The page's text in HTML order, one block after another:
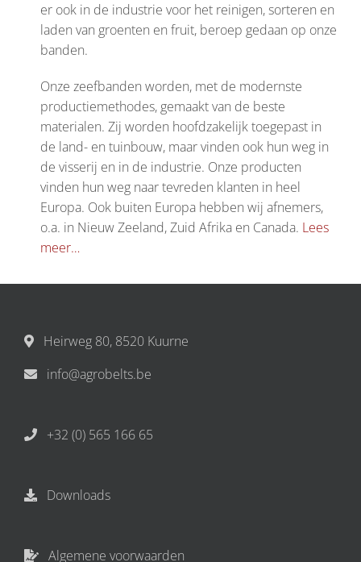
er ook in de industrie voor het reinigen, sorteren en
laden van groenten en fruit, beroep gedaan op onze
banden.
Onze zeefbanden worden, met de modernste
productiemethodes, gemaakt van de beste
materialen. Zij worden hoofdzakelijk toegepast in
de land- en tuinbouw, maar vinden ook hun weg in
de visserij en in de industrie. Onze producten
vinden hun weg naar tevreden klanten in heel
Europa. Ook buiten Europa hebben wij afnemers,
o.a. in Nieuw Zeeland, Zuid Afrika en Canada. Lees
meer…
Heirweg 80, 8520 Kuurne
info@agrobelts.be
+32 (0) 565 166 65
Downloads
Algemene voorwaarden